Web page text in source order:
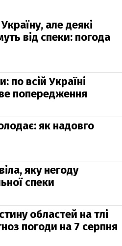
але деякі
від спеки: погода
по всій Україні
попередження
як надовго
яку негоду
спеки
областей на тлі
погоди на 7 серпня